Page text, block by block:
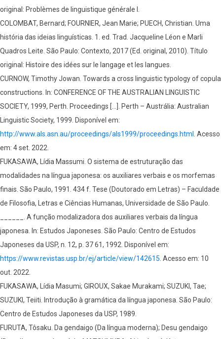
original: Problèmes de linguistique générale I.
COLOMBAT, Bernard; FOURNIER, Jean Marie; PUECH, Christian. Uma
história das ideias linguísticas. 1. ed. Trad. Jacqueline Léon e Marli
Quadros Leite. São Paulo: Contexto, 2017 (Ed. original, 2010). Título
original: Histoire des idées sur le langage et les langues.
CURNOW, Timothy Jowan. Towards a cross linguistic typology of copula
constructions. In: CONFERENCE OF THE AUSTRALIAN LINGUISTIC
SOCIETY, 1999, Perth. Proceedings […]. Perth – Austrália: Australian
Linguistic Society, 1999. Disponível em:
http://www.als.asn.au/proceedings/als1999/proceedings.html
. Acesso
em: 4 set. 2022.
FUKASAWA, Lídia Massumi. O sistema de estruturação das
modalidades na língua japonesa: os auxiliares verbais e os morfemas
finais. São Paulo, 1991. 434 f. Tese (Doutorado em Letras) – Faculdade
de Filosofia, Letras e Ciências Humanas, Universidade de São Paulo.
______. A função modalizadora dos auxiliares verbais da língua
japonesa. In: Estudos Japoneses. São Paulo: Centro de Estudos
Japoneses da USP, n. 12, p. 37 61, 1992. Disponível em:
https://www.revistas.usp.br/ej/article/view/142615 . Acesso em: 10
out. 2022.
FUKASAWA, Lídia Masumi; GIROUX, Sakae Murakami; SUZUKI, Tae;
SUZUKI, Teiiti. Introdução à gramática da língua japonesa. São Paulo:
Centro de Estudos Japoneses da USP, 1989.
FURUTA, Tôsaku. Da gendaigo (Da língua moderna); Desu gendaigo